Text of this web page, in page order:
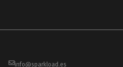
info@sparkload.es